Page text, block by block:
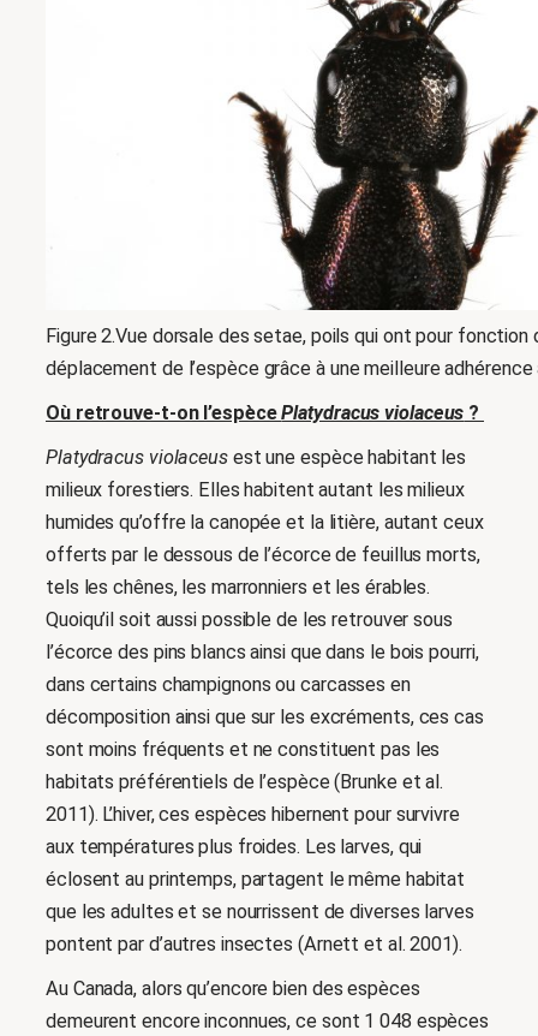
Figure 2.Vue dorsale des setae, poils qui ont pour
déplacement de l’espèce grâce à une meilleure
Où retrouve-t-on l’espècePlatydracus violaceus ?
Platydracus violaceus est une espèce habitant les
milieux forestiers. Elles habitent autant les milieux
humides qu’offre la canopée et la litière, autant ceux
offerts par le dessous de l’écorce de feuillus morts,
tels les chênes, les marronniers et les érables.
Quoiqu’il soit aussi possible de les retrouver sous
l’écorce des pins blancs ainsi que dans le bois pourri,
dans certains champignons ou carcasses en
décomposition ainsi que sur les excréments, ces cas
sont moins fréquents et ne constituent pas les
habitats préférentiels de l’espèce (Brunke et al.
2011). L’hiver, ces espèces hibernent pour survivre
aux températures plus froides. Les larves, qui
éclosent au printemps, partagent le même habitat
que les adultes et se nourrissent de diverses larves
pontent par d’autres insectes (Arnett et al. 2001).
Au Canada, alors qu’encore bien des espèces
demeurent encore inconnues, ce sont 1 048 espèces